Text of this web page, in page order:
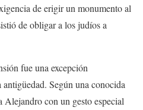
de erigir un monumento al
de obligar a los judíos a
fue una excepción
Según una conocida
con un gesto especial